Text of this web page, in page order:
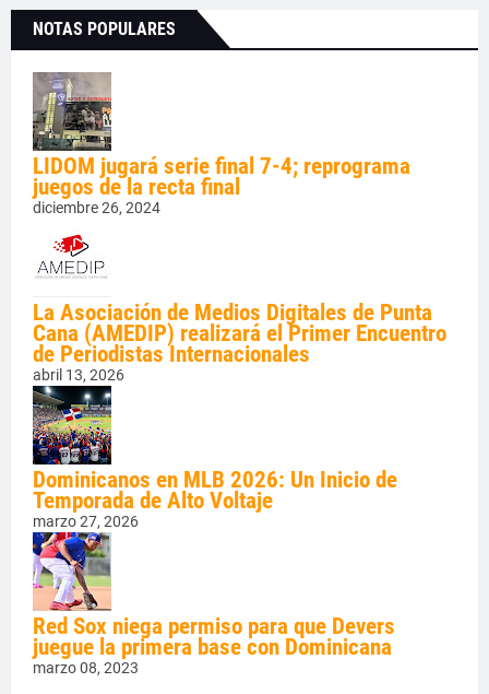
NOTAS POPULARES
LIDOM jugará serie final 7-4; reprograma
juegos de la recta final
diciembre 26, 2024
La Asociación de Medios Digitales de Punta
Cana (AMEDIP) realizará el Primer Encuentro
de Periodistas Internacionales
abril 13, 2026
Dominicanos en MLB 2026: Un Inicio de
Temporada de Alto Voltaje
marzo 27, 2026
Red Sox niega permiso para que Devers
juegue la primera base con Dominicana
marzo 08, 2023